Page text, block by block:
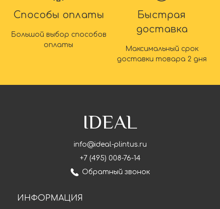
Способы оплаты
Большой выбор способов
оплаты
Быстрая
доставка
Максимальный срок
доставки товара 2 дня
IDEAL
info@ideal-plintus.ru
+7 (495) 008-76-14
Обратный звонок
ИНФОРМАЦИЯ